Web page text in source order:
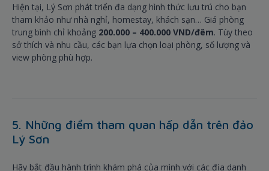
Hiện tại, Lý Sơn phát triển đa dạng hình thức lưu trú cho bạn
tham khảo như nhà nghỉ, homestay, khách sạn… Giá phòng
trung bình chỉ khoảng 200.000 – 400.000 VND/đêm. Tùy theo
sở thích và nhu cầu, các bạn lựa chọn loại phòng, số lượng và
view phòng phù hợp.
5. Những điểm tham quan hấp dẫn trên đảo
Lý Sơn
Hãy bắt đầu hành trình khám phá của mình với các địa danh